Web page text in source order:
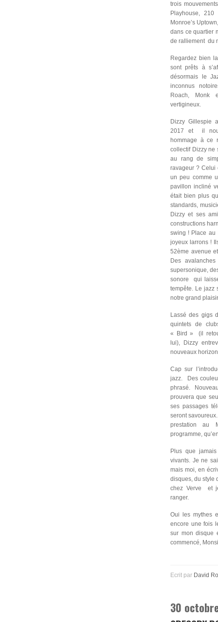
trois
Playhouse,
Monroe’s
dans ce quartier
de ralliement du
Regardez bien
sont prêts à
désormais le
inconnus
Roach, Monk
vertigineux.
Dizzy Gillespie
2017 et il
hommage à ce
collectif Dizzy ne
au rang de
ravageur ? Celui
un peu comme
pavillon incliné
était bien plus
standards,
Dizzy et ses
constructions
swing ! Place au
joyeux larrons !
52ème avenue
Des
supersonique,
sonore qui
tempête. Le jazz
notre grand
Lassé des gigs
quintets de
« Bird » (il
lui), Dizzy
nouveaux
Cap sur
jazz. Des
phrasé.
prouvera que
ses passages
seront
prestation au
programme,
Plus que
vivants. Je ne
mais moi, en
disques, du style
chez Verve et
ranger.
Oui les mythes
encore une fois
sur mon disque
commencé,
Ecrit par David
30